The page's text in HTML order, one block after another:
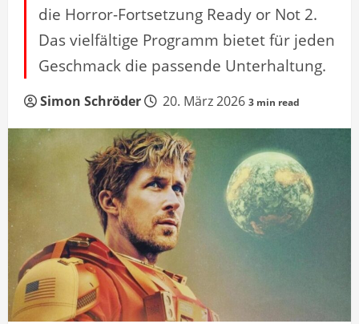
die Horror-Fortsetzung Ready or Not 2.
Das vielfältige Programm bietet für jeden
Geschmack die passende Unterhaltung.
Simon Schröder 20. März 2026 3 min read